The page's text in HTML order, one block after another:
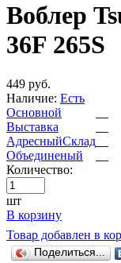
Воблер
36F 265S
449 руб.
Наличие: Есть
Основной
Выставка
АдресныйСклад
Объединеный
Количество:
шт
В корзину
Товар добавлен в
Поделиться...